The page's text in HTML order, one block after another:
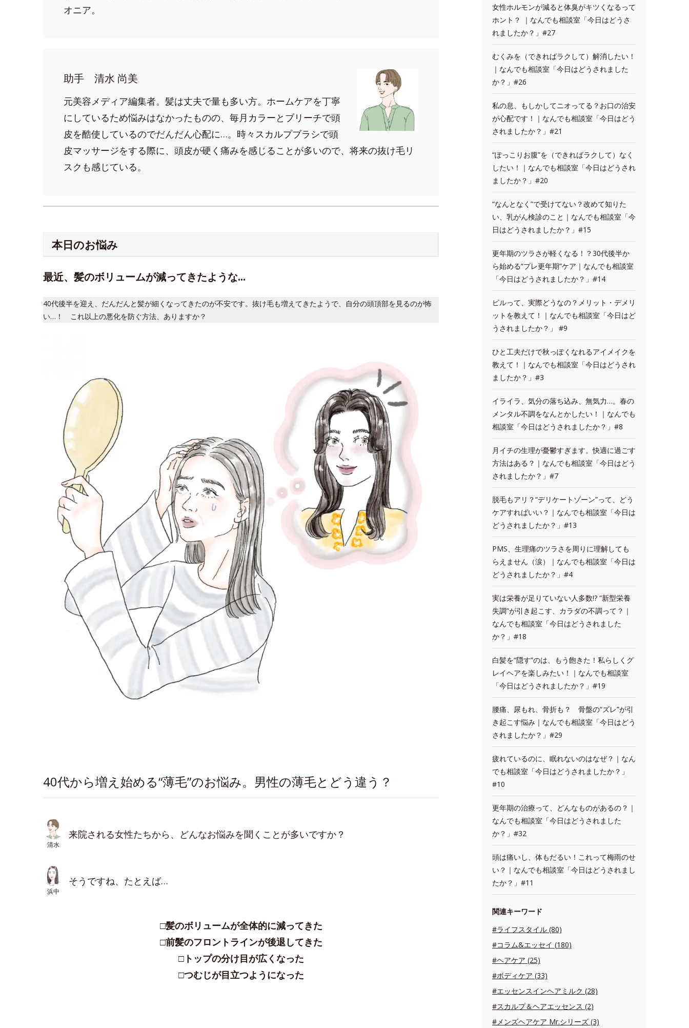
オニア。
助手 清水 尚美
元美容メディア編集者。髪は丈夫で量も多い方。ホームケアを丁寧
にしているため悩みはなかったものの、毎月カラーとブリーチで頭
皮を酷使しているのでだんだん心配に…。時々スカルプブラシで頭
皮マッサージをする際に、頭皮が硬く痛みを感じることが多いので、将来の抜け毛リ
スクも感じている。
本日のお悩み
最近、髪のボリュームが減ってきたような…
40代後半を迎え、だんだんと髪が細くなってきたのが不安です。抜け毛も増えてきたようで、自分の頭頂部を見るのが怖
い…！ これ以上の悪化を防ぐ方法、ありますか？
40代から増え始める“薄毛”のお悩み。男性の薄毛とどう違う？
清水
来院される女性たちから、どんなお悩みを聞くことが多いですか？
浜中
そうですね、たとえば…
□髪のボリュームが全体的に減ってきた
□前髪のフロントラインが後退してきた
□トップの分け目が広くなった
□つむじが目立つようになった
女性ホルモンが減ると体臭がキツくなるって
ホント？ ｜なんでも相談室「今日はどうさ
れましたか？」#27
むくみを（できればラクして）解消したい！
｜なんでも相談室「今日はどうされました
か？」#26
私の息、もしかしてニオってる？お口の治安
が心配です！｜なんでも相談室「今日はどう
されましたか？」#21
“ぽっこりお腹”を（できればラクして）なく
したい！｜なんでも相談室「今日はどうされ
ましたか？」#20
“なんとなく”で受けてない？改めて知りた
い、乳がん検診のこと｜なんでも相談室「今
日はどうされましたか？」#15
更年期のツラさが軽くなる！？30代後半か
ら始める“プレ更年期”ケア｜なんでも相談室
「今日はどうされましたか？」#14
ピルって、実際どうなの？メリット・デメリ
ットを教えて！｜なんでも相談室「今日はど
うされましたか？」 #9
ひと工夫だけで秋っぽくなれるアイメイクを
教えて！｜なんでも相談室「今日はどうされ
ましたか？」#3
イライラ、気分の落ち込み、無気力…。春の
メンタル不調をなんとかしたい！｜なんでも
相談室「今日はどうされましたか？」#8
月イチの生理が憂鬱すぎます。快適に過ごす
方法はある？｜なんでも相談室「今日はどう
されましたか？」#7
脱毛もアリ？“デリケートゾーン”って、どう
ケアすればいい？｜なんでも相談室「今日は
どうされましたか？」#13
PMS、生理痛のツラさを周りに理解しても
らえません（涙）｜なんでも相談室「今日は
どうされましたか？」#4
実は栄養が足りていない人多数!? “新型栄養
失調”が引き起こす、カラダの不調って？｜
なんでも相談室「今日はどうされました
か？」#18
白髪を“隠す”のは、もう飽きた！私らしくグ
レイヘアを楽しみたい！｜なんでも相談室
「今日はどうされましたか？」#19
腰痛、尿もれ、骨折も？ 骨盤の“ズレ”が引
き起こす悩み｜なんでも相談室「今日はどう
されましたか？」#29
疲れているのに、眠れないのはなぜ？｜なん
でも相談室「今日はどうされましたか？」
#10
更年期の治療って、どんなものがあるの？｜
なんでも相談室「今日はどうされました
か？」#32
頭は痛いし、体もだるい！これって梅雨のせ
い？｜なんでも相談室「今日はどうされまし
たか？」#11
関連キーワード
#ライフスタイル (80)
#コラム&エッセイ (180)
#ヘアケア (25)
#ボディケア (33)
#エッセンスインヘアミルク (28)
#スカルプ＆ヘアエッセンス (2)
#メンズヘアケア Mr.シリーズ (3)